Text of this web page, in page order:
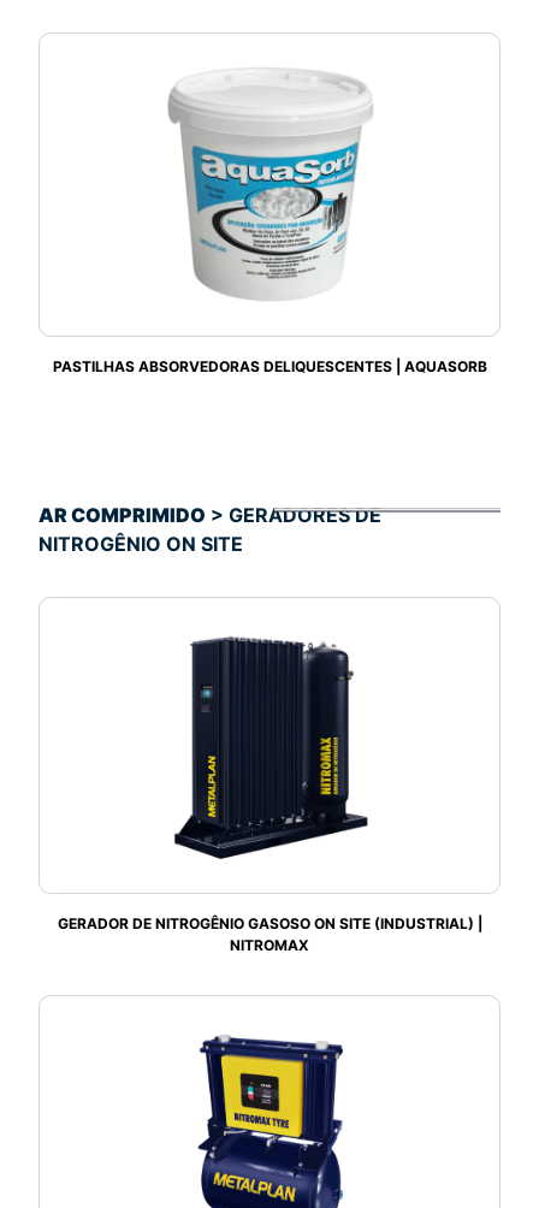
PASTILHAS ABSORVEDORAS DELIQUESCENTES | AQUASORB
AR COMPRIMIDO > GERADORES DE
NITROGÊNIO ON SITE
GERADOR DE NITROGÊNIO GASOSO ON SITE (INDUSTRIAL) |
NITROMAX